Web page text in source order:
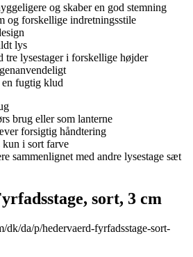
og skaber en god stemning
og forskellige indretningsstile
lys
tre lysestager i forskellige højder
en fugtig klud
brug eller som lanterne
forsigtig håndtering
kun i sort farve
sammenlignet med andre lysestage sæt
sort, 3 cm
dk/da/p/hedervaerd-fyrfadsstage-sort-